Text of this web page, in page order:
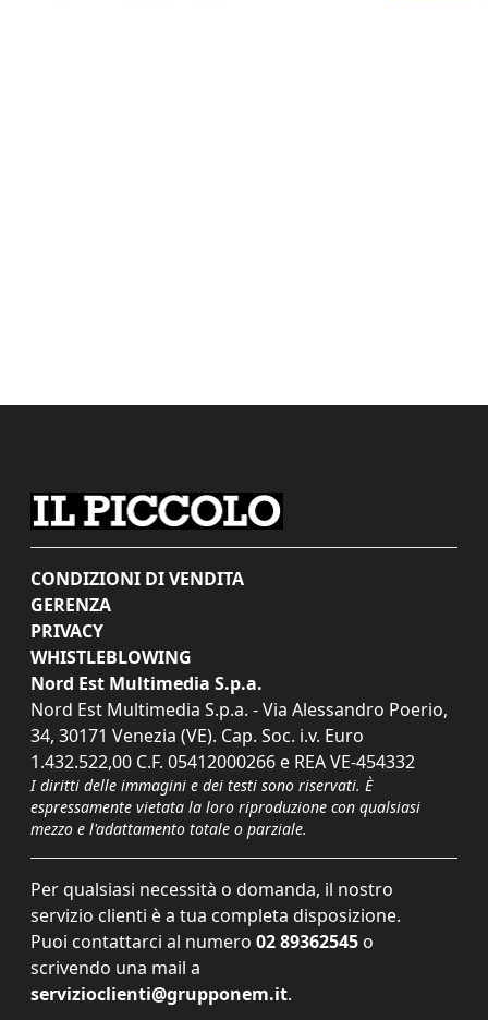
CONDIZIONI DI VENDITA
GERENZA
PRIVACY
WHISTLEBLOWING
Nord Est Multimedia S.p.a.
Nord Est Multimedia S.p.a. - Via Alessandro Poerio,
34, 30171 Venezia (VE). Cap. Soc. i.v. Euro
1.432.522,00 C.F. 05412000266 e REA VE-454332
I diritti delle immagini e dei testi sono riservati. È
espressamente vietata la loro riproduzione con qualsiasi
mezzo e l'adattamento totale o parziale.
Per qualsiasi necessità o domanda, il nostro
servizio clienti è a tua completa disposizione.
Puoi contattarci al numero 02 89362545 o
scrivendo una mail a
servizioclienti@grupponem.it.